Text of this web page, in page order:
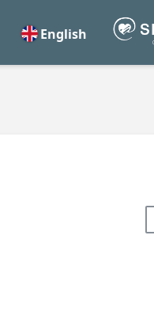
English